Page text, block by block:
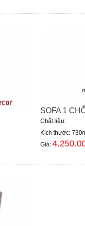
SOFA 1
Chất liệu:
Kích thước:
Giá: